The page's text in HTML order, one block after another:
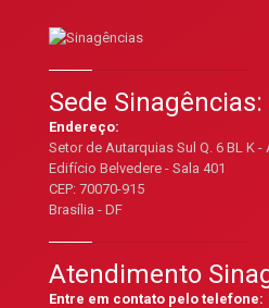
Sede Sinagências:
Endereço:
Setor de Autarquias Sul Q. 6 BL K -
Edifício Belvedere - Sala 401
CEP: 70070-915
Brasília - DF
Atendimento
Entre em contato pelo telefone: